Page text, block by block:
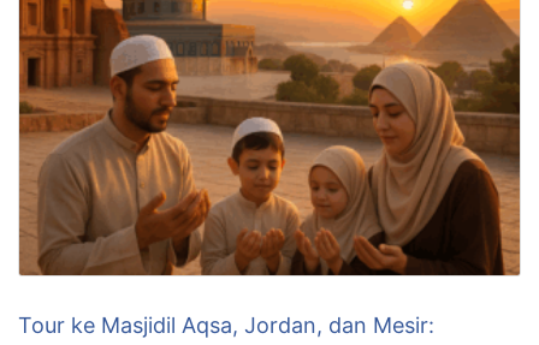
Tour ke Masjidil Aqsa, Jordan, dan Mesir: